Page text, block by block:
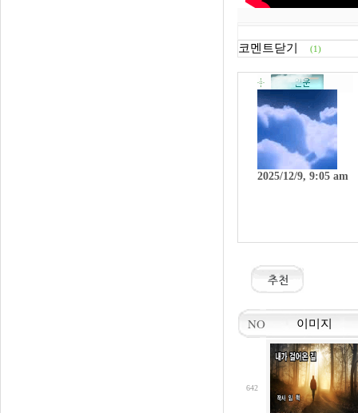
코멘트닫기 (1)
2025/12/9, 9:05 am
NO 이미지
642